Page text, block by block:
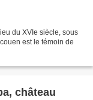
du XVIe siècle, sous
est le témoin de
château